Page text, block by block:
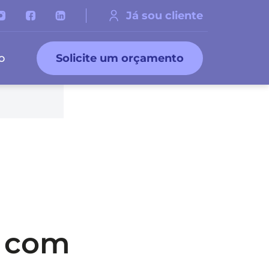
Já sou cliente
Solicite um orçamento